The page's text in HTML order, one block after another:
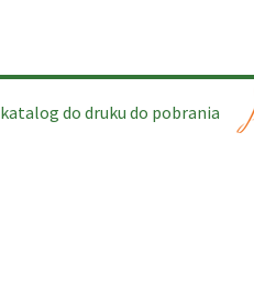
katalog do druku do pobrania